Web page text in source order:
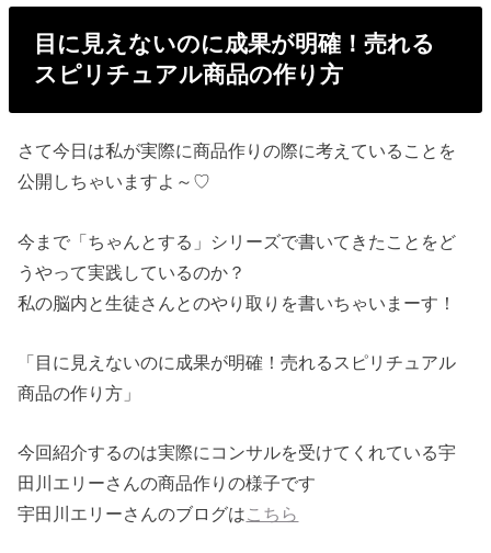
目に見えないのに成果が明確！売れる
スピリチュアル商品の作り方
さて今日は私が実際に商品作りの際に考えていることを
公開しちゃいますよ～♡
今まで「ちゃんとする」シリーズで書いてきたことをど
うやって実践しているのか？
私の脳内と生徒さんとのやり取りを書いちゃいまーす！
「目に見えないのに成果が明確！売れるスピリチュアル
商品の作り方」
今回紹介するのは実際にコンサルを受けてくれている宇
田川エリーさんの商品作りの様子です
宇田川エリーさんのブログはこちら